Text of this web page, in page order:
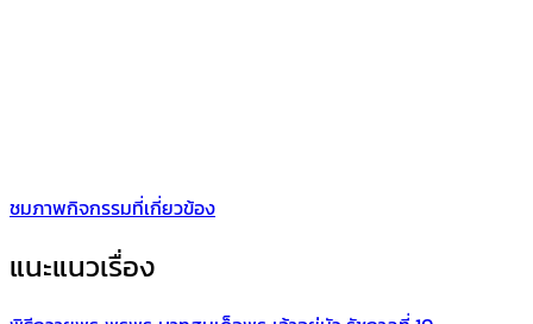
ชมภาพกิจกรรมที่เกี่ยวข้อง
แนะแนวเรื่อง